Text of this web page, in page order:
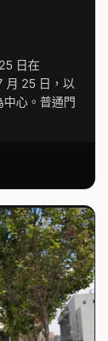
日在
月 25 日，以
心。普通門